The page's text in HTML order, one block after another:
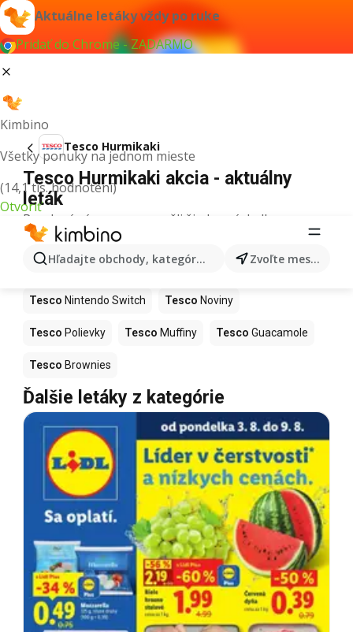
Aktuálne letáky vždy po ruke
Pridať do Chrome - ZADARMO
Kimbino
Všetky ponuky na jednom mieste
(14,1 tis. hodnotení)
Otvoriť
Hľadajte obchody, kategórie, produkty... Zvoľte mesto
Tesco Hurmikaki
Tesco Hurmikaki akcia - aktuálny
leták
Pre daný výraz sme nenašli žiadne výsledky.
Ďalšie produkty v obchodoch Tesco
Tesco Kapor Tesco Ashwagandha
Tesco Nintendo Switch Tesco Noviny
Tesco Polievky Tesco Muffiny Tesco Guacamole
Tesco Brownies
Ďalšie letáky z kategórie